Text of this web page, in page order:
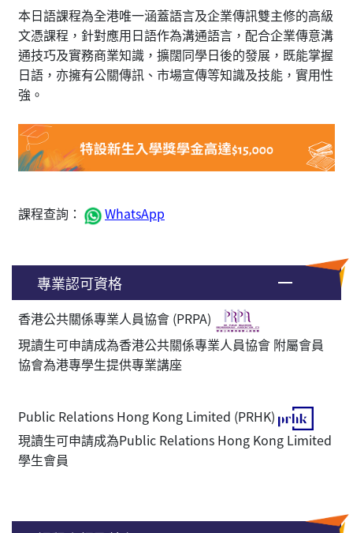
本日語課程為全港唯一涵蓋語言及企業傳訊雙主修的高級
文憑課程，針對應用日語作為溝通語言，配合企業傳意溝
通技巧及實務商業知識，擴闊同學日後的發展，既能掌握
日語，亦擁有公關傳訊、市場宣傳等知識及技能，實用性
強。
課程查詢： WhatsApp
專業認可資格
香港公共關係專業人員協會 (PRPA)
現讀生可申請成為香港公共關係專業人員協會 附屬會員
協會為港專學生提供專業講座
Public Relations Hong Kong Limited (PRHK)
現讀生可申請成為Public Relations Hong Kong Limited
學生會員